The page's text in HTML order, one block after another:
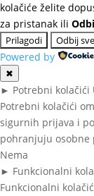
kolačiće želite
za pristanak ili
Prilagodi Odbij sve
Powered by
✖
► Potrebni kolačići
Potrebni kolačići
sigurnih prijava i
pohranjuju osobne
Nema
► Funkcionalni
Funkcionalni